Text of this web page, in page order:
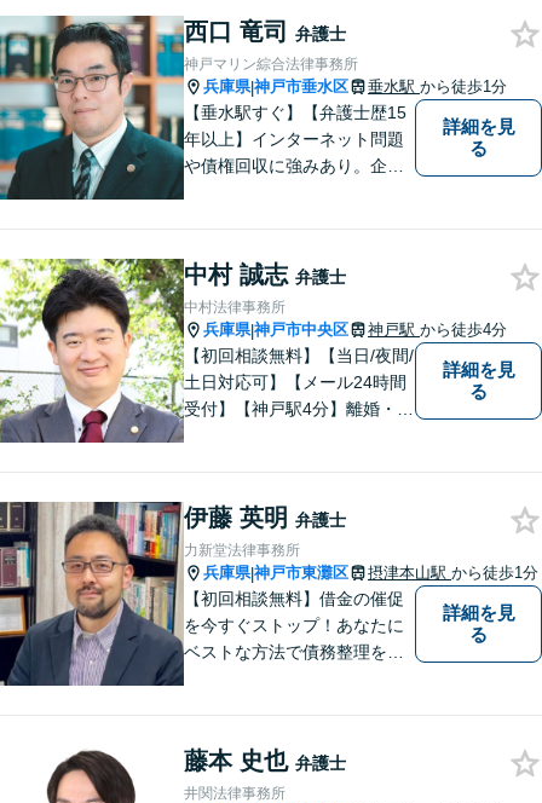
西口 竜司 弁護士
神戸マリン綜合法律事務所
兵庫県|神戸市垂水区 垂水駅 から徒歩1分
【垂水駅すぐ】【弁護士歴15
年以上】インターネット問題
や債権回収に強みあり。企業
しづらくてもご安心くださ
い。【分割払いOK】【休日・
夜間面談・ビデオ面談可】
詳細を見
る
中村 誠志 弁護士
中村法律事務所
兵庫県|神戸市中央区 神戸駅 から徒歩4分
【初回相談無料】【当日/夜間/
土日対応可】【メール24時間
受付】【神戸駅4分】離婚・男
目指します。どんなささいな
事でも、お気軽にご相談くだ
さい。
詳細を見
る
伊藤 英明 弁護士
力新堂法律事務所
兵庫県|神戸市東灘区 摂津本山駅 から徒歩1分
【初回相談無料】借金の催促
を今すぐストップ！あなたに
ベストな方法で債務整理をサ
イエンスの博士号も保有）と
交渉経験が豊富な弁護士
詳細を見
る
藤本 史也 弁護士
井関法律事務所